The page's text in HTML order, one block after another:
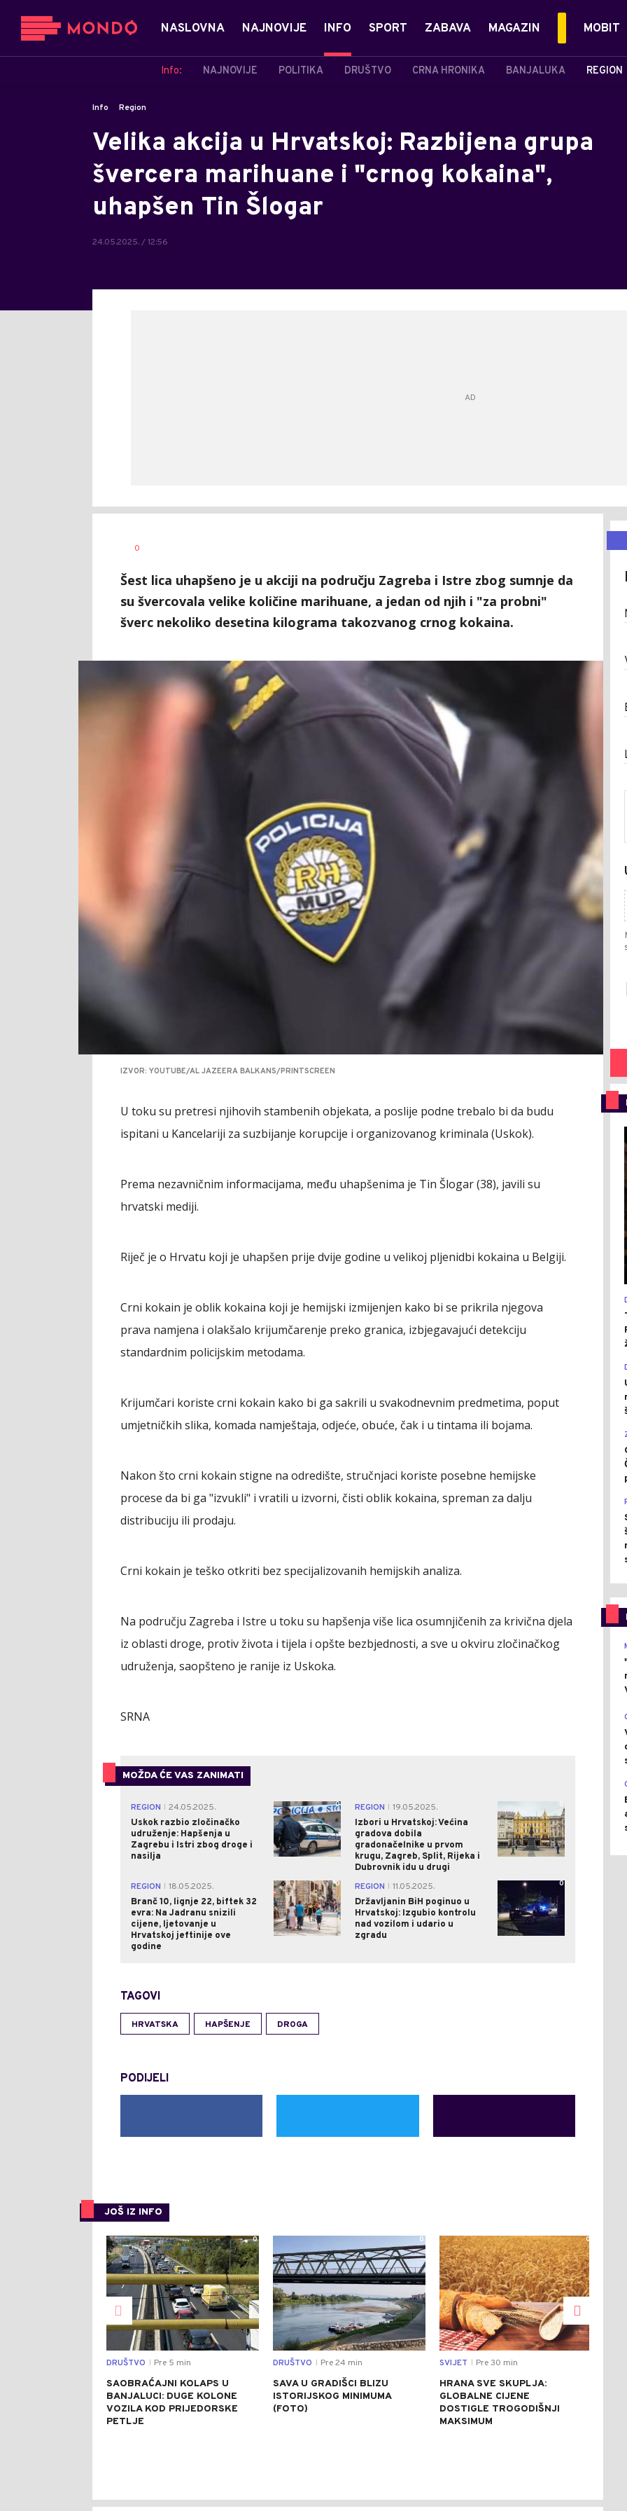
NASLOVNA NAJNOVIJE INFO
Info: NAJNOVIJE POLITIKA DRUŠTVO CRNA HRONIKA BANJALUKA REGION
SPORT ZABAVA MAGAZIN MOBIT
Info Region
Velika akcija u Hrvatskoj: Razbijena grupa
švercera marihuane i "crnog kokaina",
uhapšen Tin Šlogar
24.05.2025. / 12:56
AUTOR
0
Šest lica uhapšeno je u akciji na području Zagreba i Istre zbog sumnje da
su švercovala velike količine marihuane, a jedan od njih i "za probni"
šverc nekoliko desetina kilograma takozvanog crnog kokaina.
IZVOR: YOUTUBE/AL JAZEERA BALKANS/PRINTSCREEN
U toku su pretresi njihovih stambenih objekata, a poslije podne trebalo bi da budu
ispitani u Kancelariji za suzbijanje korupcije i organizovanog kriminala (Uskok).
Prema nezavničnim informacijama, među uhapšenima je Tin Šlogar (38), javili su
hrvatski mediji.
Riječ je o Hrvatu koji je uhapšen prije dvije godine u velikoj pljenidbi kokaina u Belgiji.
Crni kokain je oblik kokaina koji je hemijski izmijenjen kako bi se prikrila njegova
prava namjena i olakšalo krijumčarenje preko granica, izbjegavajući detekciju
standardnim policijskim metodama.
Krijumčari koriste crni kokain kako bi ga sakrili u svakodnevnim predmetima, poput
umjetničkih slika, komada namještaja, odjeće, obuće, čak i u tintama ili bojama.
Nakon što crni kokain stigne na odredište, stručnjaci koriste posebne hemijske
procese da bi ga "izvukli" i vratili u izvorni, čisti oblik kokaina, spreman za dalju
distribuciju ili prodaju.
Crni kokain je teško otkriti bez specijalizovanih hemijskih analiza.
Na području Zagreba i Istre u toku su hapšenja više lica osumnjičenih za krivična djela
iz oblasti droge, protiv života i tijela i opšte bezbjednosti, a sve u okviru zločinačkog
udruženja, saopšteno je ranije iz Uskoka.
SRNA
MOŽDA ĆE VAS ZANIMATI
REGION
24.05.2025.
Uskok razbio zločinačko
udruženje: Hapšenja u
Zagrebu i Istri zbog droge i
nasilja
0 REGION
19.05.2025.
Izbori u Hrvatskoj: Većina
gradova dobila
gradonačelnike u prvom
krugu, Zagreb, Split, Rijeka i
Dubrovnik idu u drugi
0
REGION
18.05.2025.
Branč 10, lignje 22, biftek 32
evra: Na Jadranu snizili
cijene, ljetovanje u
Hrvatskoj jeftinije ove
godine
0 REGION
11.05.2025.
Državljanin BiH poginuo u
Hrvatskoj: Izgubio kontrolu
nad vozilom i udario u
zgradu
0
TAGOVI
HRVATSKA HAPŠENJE DROGA
PODIJELI
JOŠ IZ INFO
0
DRUŠTVO Pre 5 min
SAOBRAĆAJNI KOLAPS U
BANJALUCI: DUGE KOLONE
VOZILA KOD PRIJEDORSKE
PETLJE
0
DRUŠTVO Pre 24 min
SAVA U GRADIŠCI BLIZU
ISTORIJSKOG MINIMUMA
(FOTO)
0
SVIJET Pre 30 min
HRANA SVE SKUPLJA:
GLOBALNE CIJENE
DOSTIGLE TROGODIŠNJI
MAKSIMUM